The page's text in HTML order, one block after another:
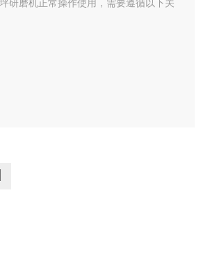
研磨机正常操作使用，需要遵循以下关